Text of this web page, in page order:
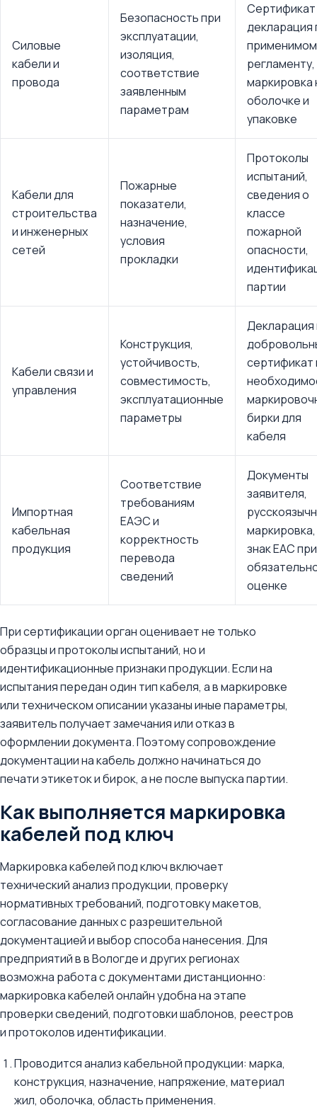
Силовые
кабели и
провода
Безопасность при
эксплуатации,
изоляция,
соответствие
заявленным
параметрам
Сертификат
декларация
регламенту,
маркировка
оболочке и
упаковке
Кабели для
строительства
и инженерных
сетей
Пожарные
показатели,
назначение,
условия
прокладки
Протоколы
испытаний,
сведения о
классе
пожарной
опасности,
партии
Кабели связи и
управления
Конструкция,
устойчивость,
совместимость,
эксплуатационные
параметры
Декларация
сертификат
бирки для
кабеля
Импортная
кабельная
продукция
Соответствие
требованиям
ЕАЭС и
корректность
перевода
сведений
Документы
заявителя,
маркировка,
знак ЕАС при
оценке
При сертификации орган оценивает не только
образцы и протоколы испытаний, но и
идентификационные признаки продукции. Если на
испытания передан один тип кабеля, а в маркировке
или техническом описании указаны иные параметры,
заявитель получает замечания или отказ в
оформлении документа. Поэтому сопровождение
документации на кабель должно начинаться до
печати этикеток и бирок, а не после выпуска партии.
Как выполняется маркировка
кабелей под ключ
Маркировка кабелей под ключ включает
технический анализ продукции, проверку
нормативных требований, подготовку макетов,
согласование данных с разрешительной
документацией и выбор способа нанесения. Для
предприятий в в Вологде и других регионах
возможна работа с документами дистанционно:
маркировка кабелей онлайн удобна на этапе
проверки сведений, подготовки шаблонов, реестров
и протоколов идентификации.
Проводится анализ кабельной продукции: марка,
конструкция, назначение, напряжение, материал
жил, оболочка, область применения.